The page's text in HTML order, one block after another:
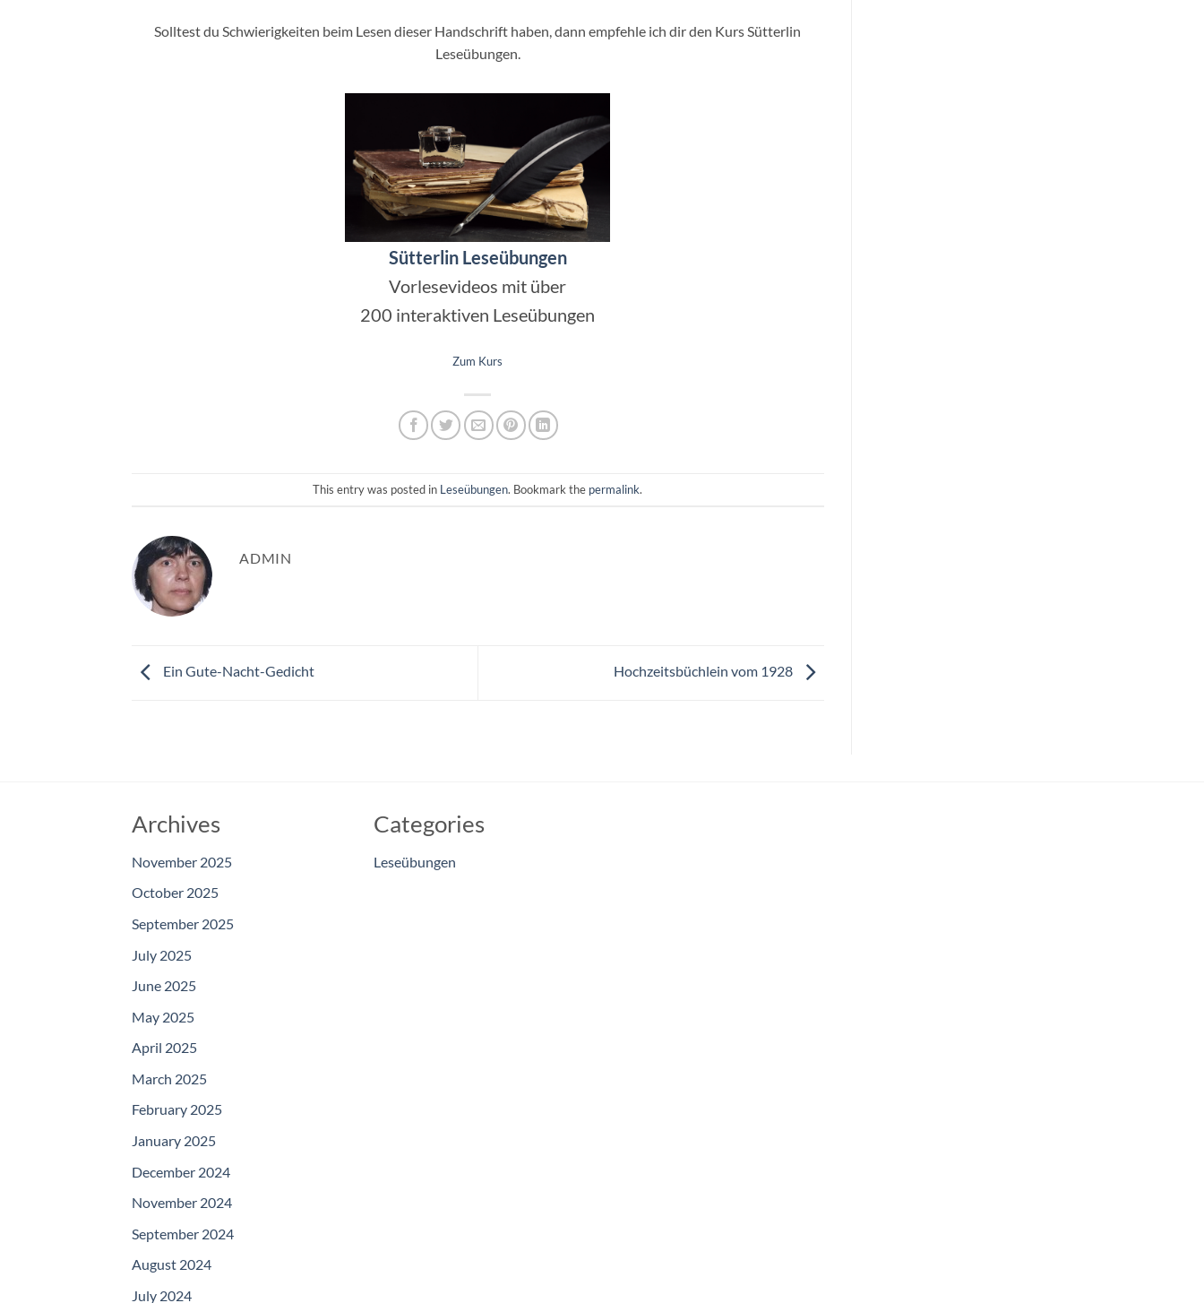
Solltest du Schwierigkeiten beim Lesen dieser Handschrift haben, dann empfehle ich dir den Kurs Sütterlin
Leseübungen.
Sütterlin Leseübungen
Vorlesevideos mit über
200 interaktiven Leseübungen
Zum Kurs
This entry was posted in Leseübungen. Bookmark the permalink.
ADMIN
Ein Gute-Nacht-Gedicht Hochzeitsbüchlein vom 1928
Archives
November 2025
October 2025
September 2025
July 2025
June 2025
May 2025
April 2025
March 2025
February 2025
January 2025
December 2024
November 2024
September 2024
August 2024
July 2024
Categories
Leseübungen